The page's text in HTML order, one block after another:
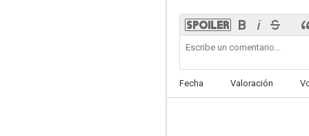
--
Fecha Valoración